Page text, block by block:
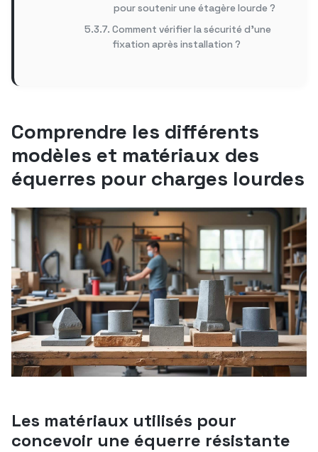
pour soutenir une étagère lourde ?
Comment vérifier la sécurité d’une
fixation après installation ?
Comprendre les différents
modèles et matériaux des
équerres pour charges lourdes
Les matériaux utilisés pour
concevoir une équerre résistante